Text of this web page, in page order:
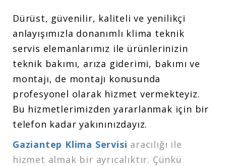
Dürüst, güvenilir, kaliteli ve yenilikçi
anlayışımızla donanımlı klima teknik
servis elemanlarımız ile ürünlerinizin
teknik bakımı, arıza giderimi, bakımı ve
montajı, de montajı konusunda
profesyonel olarak hizmet vermekteyiz.
Bu hizmetlerimizden yararlanmak için bir
telefon kadar yakınınızdayız.
Gaziantep Klima Servisi aracılığı ile
hizmet almak bir ayrıcalıktır. Çünkü